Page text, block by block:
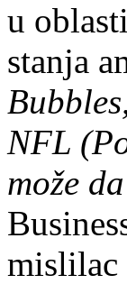
u
stanja
NFL
može
mislilac